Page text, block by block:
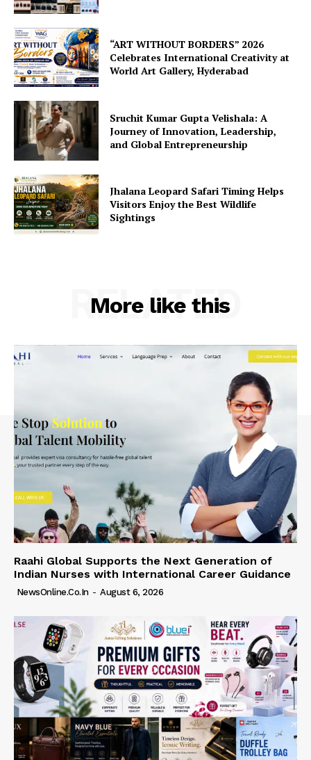
“ART WITHOUT BORDERS” 2026
Celebrates International Creativity at
World Art Gallery, Hyderabad
Sruchit Kumar Gupta Velishala: A
Journey of Innovation, Leadership,
and Global Entrepreneurship
Jhalana Leopard Safari Timing Helps
Visitors Enjoy the Best Wildlife
Sightings
More like this
RELATED
Raahi Global Supports the Next Generation of
Indian Nurses with International Career Guidance
NewsOnline.co.in - August 6, 2026